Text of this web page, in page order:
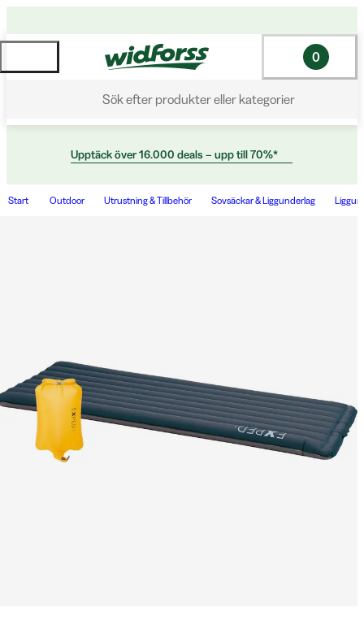
Sök efter produkter eller kategorier
0
Upptäck över 16.000 deals – upp till 70%*
Start Outdoor Utrustning & Tillbehör Sovsäckar & Liggunderlag